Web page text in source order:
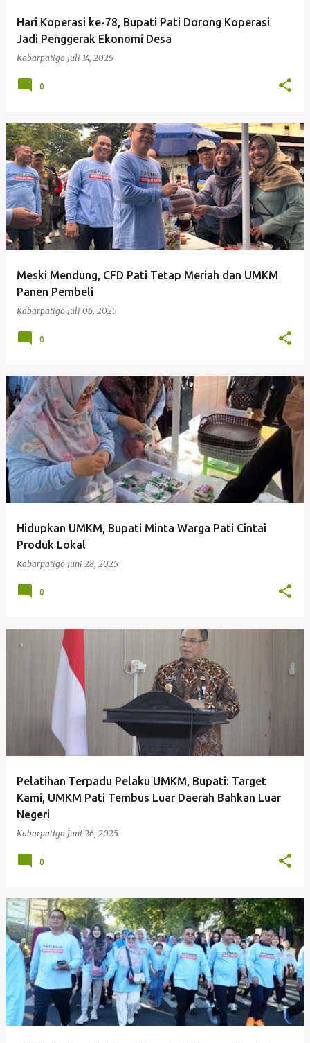
Hari Koperasi ke-78, Bupati Pati Dorong Koperasi
Jadi Penggerak Ekonomi Desa
Kabarpatigo Juli 14, 2025
0
Meski Mendung, CFD Pati Tetap Meriah dan UMKM
Panen Pembeli
Kabarpatigo Juli 06, 2025
0
Hidupkan UMKM, Bupati Minta Warga Pati Cintai
Produk Lokal
Kabarpatigo Juni 28, 2025
0
Pelatihan Terpadu Pelaku UMKM, Bupati: Target
Kami, UMKM Pati Tembus Luar Daerah Bahkan Luar
Negeri
Kabarpatigo Juni 26, 2025
0